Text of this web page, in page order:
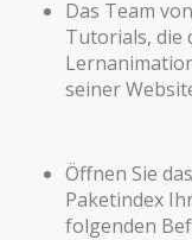
Das Team
Tutorials, die
seiner
Öffnen Sie
Paketindex
folgenden